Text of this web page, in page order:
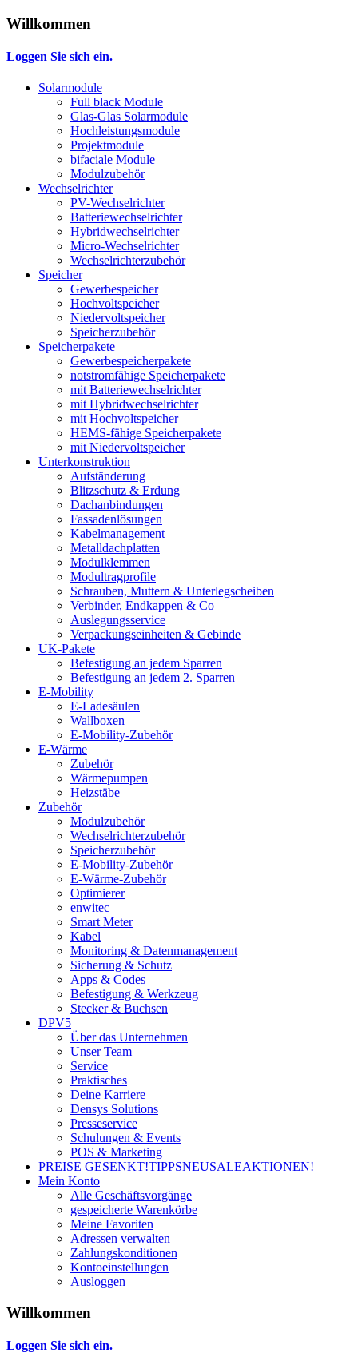
Willkommen
Loggen Sie sich ein.
Solarmodule
Full black Module
Glas-Glas Solarmodule
Hochleistungsmodule
Projektmodule
bifaciale Module
Modulzubehör
Wechselrichter
PV-Wechselrichter
Batteriewechselrichter
Hybridwechselrichter
Micro-Wechselrichter
Wechselrichterzubehör
Speicher
Gewerbespeicher
Hochvoltspeicher
Niedervoltspeicher
Speicherzubehör
Speicherpakete
Gewerbespeicherpakete
notstromfähige Speicherpakete
mit Batteriewechselrichter
mit Hybridwechselrichter
mit Hochvoltspeicher
HEMS-fähige Speicherpakete
mit Niedervoltspeicher
Unterkonstruktion
Aufständerung
Blitzschutz & Erdung
Dachanbindungen
Fassadenlösungen
Kabelmanagement
Metalldachplatten
Modulklemmen
Modultragprofile
Schrauben, Muttern & Unterlegscheiben
Verbinder, Endkappen & Co
Auslegungsservice
Verpackungseinheiten & Gebinde
UK-Pakete
Befestigung an jedem Sparren
Befestigung an jedem 2. Sparren
E-Mobility
E-Ladesäulen
Wallboxen
E-Mobility-Zubehör
E-Wärme
Zubehör
Wärmepumpen
Heizstäbe
Zubehör
Modulzubehör
Wechselrichterzubehör
Speicherzubehör
E-Mobility-Zubehör
E-Wärme-Zubehör
Optimierer
enwitec
Smart Meter
Kabel
Monitoring & Datenmanagement
Sicherung & Schutz
Apps & Codes
Befestigung & Werkzeug
Stecker & Buchsen
DPV5
Über das Unternehmen
Unser Team
Service
Praktisches
Deine Karriere
Densys Solutions
Presseservice
Schulungen & Events
POS & Marketing
PREISE GESENKT!TIPPSNEUSALEAKTIONEN!
Mein Konto
Alle Geschäftsvorgänge
gespeicherte Warenkörbe
Meine Favoriten
Adressen verwalten
Zahlungskonditionen
Kontoeinstellungen
Ausloggen
Willkommen
Loggen Sie sich ein.